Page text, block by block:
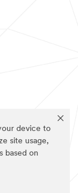
device to
site usage,
based on